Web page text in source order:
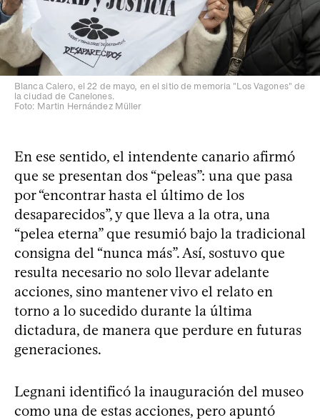
Blanca Calero, el 22 de mayo, en el sitio de memoria "Los Vagones" de
la ciudad de Canelones.
Foto: Martin Hernández Müller
En ese sentido, el intendente canario afirmó
que se presentan dos “peleas”: una que pasa
por “encontrar hasta el último de los
desaparecidos”, y que lleva a la otra, una
“pelea eterna” que resumió bajo la tradicional
consigna del “nunca más”. Así, sostuvo que
resulta necesario no solo llevar adelante
acciones, sino mantener vivo el relato en
torno a lo sucedido durante la última
dictadura, de manera que perdure en futuras
generaciones.
Legnani identificó la inauguración del museo
como una de estas acciones, pero apuntó